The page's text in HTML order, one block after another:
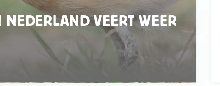
VEERT WEER